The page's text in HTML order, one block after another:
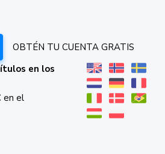
OBTÉN TU CUENTA GRATIS
en los
en el